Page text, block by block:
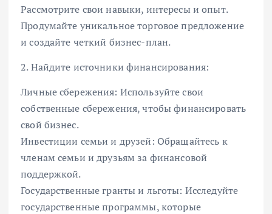
Рассмотрите свои навыки, интересы и опыт.
Продумайте уникальное торговое предложение
и создайте четкий бизнес-план.
2. Найдите источники финансирования:
Личные сбережения: Используйте свои
собственные сбережения, чтобы финансировать
свой бизнес.
Инвестиции семьи и друзей: Обращайтесь к
членам семьи и друзьям за финансовой
поддержкой.
Государственные гранты и льготы: Исследуйте
государственные программы, которые